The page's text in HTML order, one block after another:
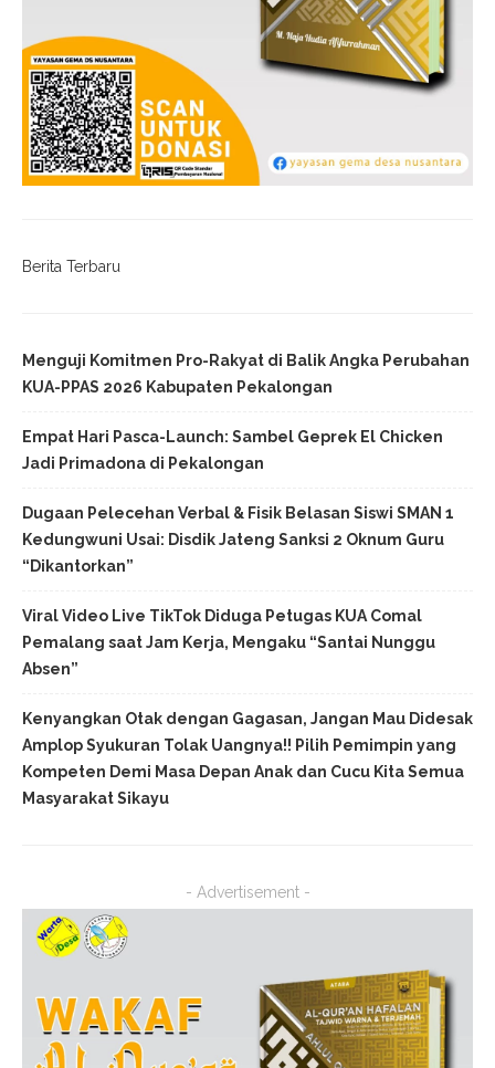
Berita Terbaru
Menguji Komitmen Pro-Rakyat di Balik Angka Perubahan
KUA-PPAS 2026 Kabupaten Pekalongan
Empat Hari Pasca-Launch: Sambel Geprek El Chicken
Jadi Primadona di Pekalongan
Dugaan Pelecehan Verbal & Fisik Belasan Siswi SMAN 1
Kedungwuni Usai: Disdik Jateng Sanksi 2 Oknum Guru
“Dikantorkan”
Viral Video Live TikTok Diduga Petugas KUA Comal
Pemalang saat Jam Kerja, Mengaku “Santai Nunggu
Absen”
Kenyangkan Otak dengan Gagasan, Jangan Mau Didesak
Amplop Syukuran Tolak Uangnya!! Pilih Pemimpin yang
Kompeten Demi Masa Depan Anak dan Cucu Kita Semua
Masyarakat Sikayu
- Advertisement -